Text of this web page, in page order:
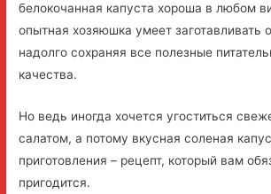
белокочанная капуста хороша в любом
опытная хозяюшка умеет заготавливать
надолго сохраняя все полезные
качества.
Но ведь иногда хочется угоститься
салатом, а потому вкусная соленая
приготовления – рецепт, который вам
пригодится.